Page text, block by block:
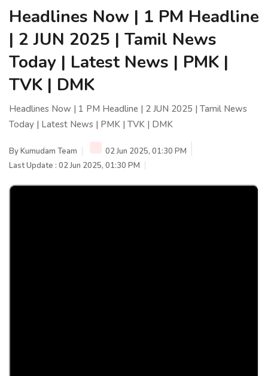
Headlines Now | 1 PM Headline
| 2 JUN 2025 | Tamil News
Today | Latest News | PMK |
TVK | DMK
Headlines Now | 1 PM Headline | 2 JUN 2025 | Tamil News
Today | Latest News | PMK | TVK | DMK
ByKumudam Team
02 Jun 2025, 01:30 PM
Last Update : 02 Jun 2025, 01:30 PM